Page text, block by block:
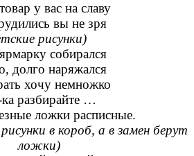
у вас на славу
вы не зря
рисунки)
собирался
долго наряжался
хочу немножко
разбирайте …
ложки расписные.
в короб, а в замен берут
ложки)